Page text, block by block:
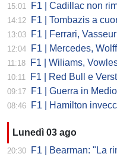
15:01 F1 | Cadillac non
14:12 F1 | Tombazis a cuore
13:03 F1 | Ferrari, Vasseur
12:04 F1 | Mercedes, Wolff
11:18 F1 | Wiliams, Vowles
10:11 F1 | Red Bull e
09:17 F1 | Guerra in Medio
08:46 F1 | Hamilton invecchia
Lunedì 03 ago
20:30 F1 | Bearman: "La